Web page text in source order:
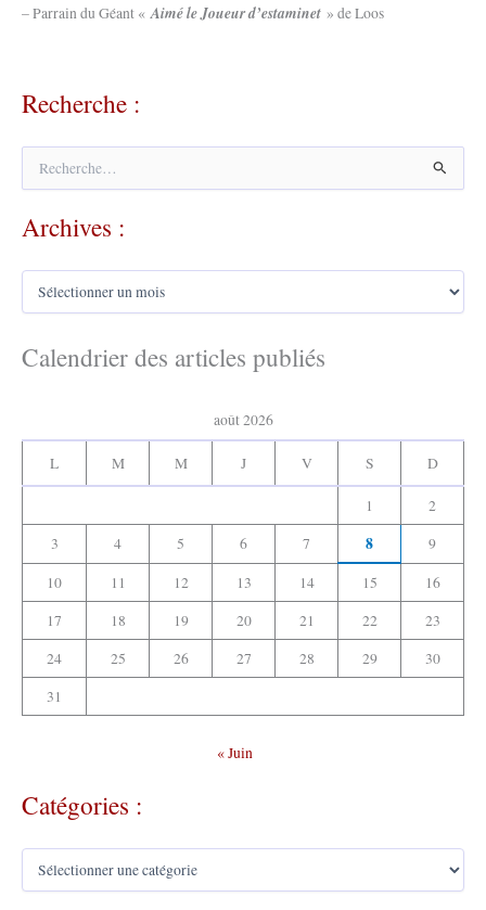
– Parrain du Géant «Aimé le Joueur d’estaminet » de Loos
Recherche :
h
e
h
r
Archives :
A
h
iCalendrier des articles publiés
août 2026
L M M J V S D
1
2
3
4 5 6 7 8
9
10
11 12 13 14 15
16
17
18 19 20 21 22
23
24
25 26 27 28 29
30
31
« Juin
Catégories :